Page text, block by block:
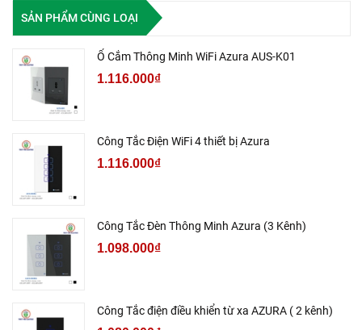
SẢN PHẨM CÙNG LOẠI
Ổ Cắm Thông Minh WiFi Azura AUS-K01
1.116.000₫
Công Tắc Điện WiFi 4 thiết bị Azura
1.116.000₫
Công Tắc Đèn Thông Minh Azura (3 Kênh)
1.098.000₫
Công Tắc điện điều khiển từ xa AZURA ( 2 kênh)